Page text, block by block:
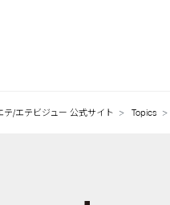
テ/エテビジュー 公式サイト Topics